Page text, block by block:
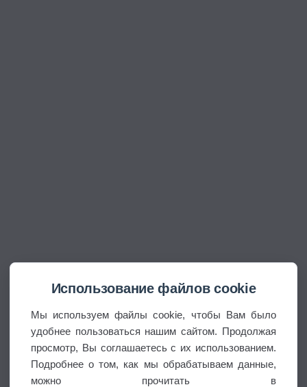
Использование файлов cookie
Мы используем файлы cookie, чтобы Вам было
удобнее пользоваться нашим сайтом. Продолжая
просмотр, Вы соглашаетесь с их использованием.
Подробнее о том, как мы обрабатываем данные,
можно прочитать в